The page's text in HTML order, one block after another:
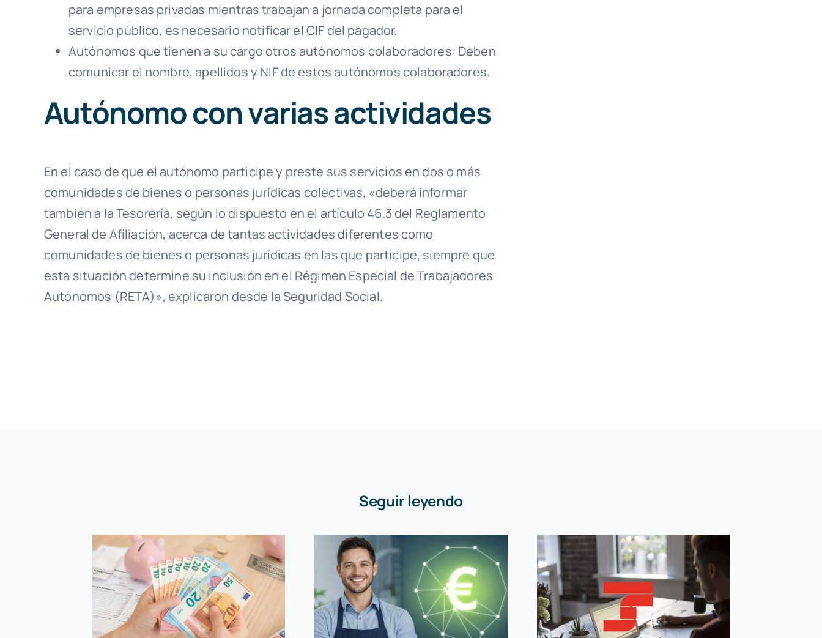
para empresas privadas mientras trabajan a jornada completa para el
servicio público, es necesario notificar el CIF del pagador.
Autónomos que tienen a su cargo otros autónomos colaboradores: Deben
comunicar el nombre, apellidos y NIF de estos autónomos colaboradores.
Autónomo con varias actividades
En el caso de que el autónomo participe y preste sus servicios en dos o más
comunidades de bienes o personas jurídicas colectivas, «deberá informar
también a la Tesorería, según lo dispuesto en el artículo 46.3 del Reglamento
General de Afiliación, acerca de tantas actividades diferentes como
comunidades de bienes o personas jurídicas en las que participe, siempre que
esta situación determine su inclusión en el Régimen Especial de Trabajadores
Autónomos (RETA)», explicaron desde la Seguridad Social.
Seguir leyendo